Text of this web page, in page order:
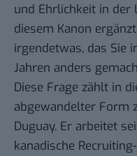
und Ehrlichkeit in der
diesem Kanon ergänzt
irgendetwas, das Sie
Jahren anders
Diese Frage zählt in
abgewandelter Form
Duguay. Er arbeitet
kanadische